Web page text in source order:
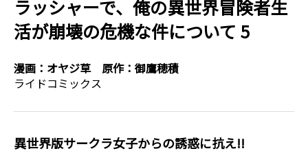
ラッシャーで、俺の異世界冒険者生
活が崩壊の危機な件について 5
漫画： オヤジ草 原作： 御鷹穂積
ライドコミックス
異世界版サークラ女子からの誘惑に抗え!!